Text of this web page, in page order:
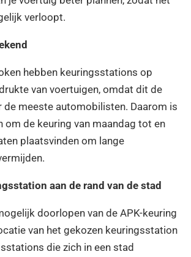
verloopt.
hebben keuringsstations op
van voertuigen, omdat dit de
de meeste automobilisten. Daarom is
om de keuring van maandag tot en
plaatsvinden om lange
aan de rand van de stad
doorlopen van de APK-keuring
van het gekozen keuringsstation
die zich in een stad